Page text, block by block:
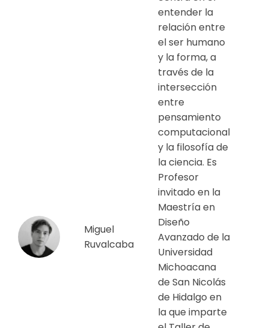
Miguel
Ruvalcaba
entender la
relación entre
el ser humano
y la forma, a
través de la
intersección
entre
pensamiento
computacional
y la filosofía de
la ciencia. Es
Profesor
invitado en la
Maestría en
Diseño
Avanzado de la
Universidad
Michoacana
de San Nicolás
de Hidalgo en
la que imparte